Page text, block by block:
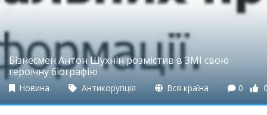
Бізнесмен Антон Шухнін розмістив в ЗМІ свою
героїчну біографію
Новина Антикорупція Вся країна 0